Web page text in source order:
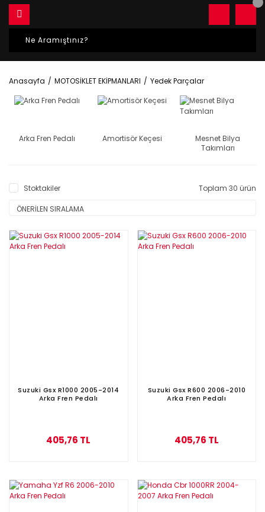
Anasayfa MOTOSİKLET EKİPMANLARI Yedek Parçalar
Arka Fren Pedalı Amortisör Keçesi
Mesnet Bilya
Takımları
Stoktakiler Toplam 30 ürün
Suzuki Gsx R1000 2005-2014
Arka Fren Pedalı
405,76 TL
Suzuki Gsx R600 2006-2010
Arka Fren Pedalı
405,76 TL